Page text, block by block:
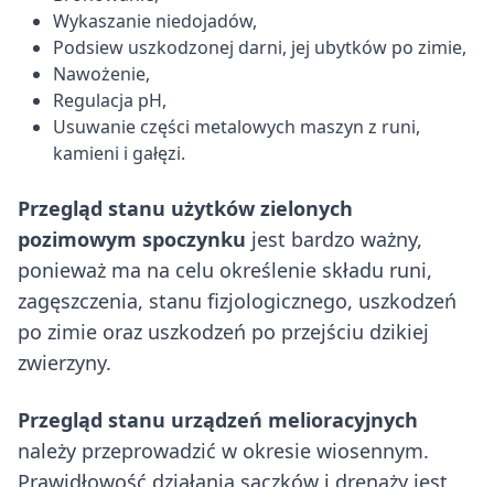
Wykaszanie niedojadów,
Podsiew uszkodzonej darni, jej ubytków po zimie,
Nawożenie,
Regulacja pH,
Usuwanie części metalowych maszyn z runi,
kamieni i gałęzi.
Przegląd stanu użytków zielonych
pozimowym spoczynku jest bardzo ważny,
ponieważ ma na celu określenie składu runi,
zagęszczenia, stanu fizjologicznego, uszkodzeń
po zimie oraz uszkodzeń po przejściu dzikiej
zwierzyny.
Przegląd stanu urządzeń melioracyjnych
należy przeprowadzić w okresie wiosennym.